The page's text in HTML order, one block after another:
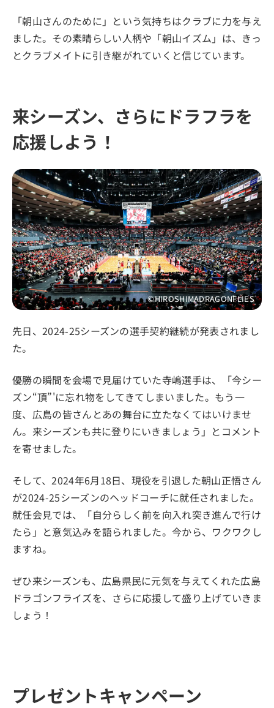
「朝山さんのために」という気持ちはクラブに力を与え
ました。その素晴らしい人柄や「朝山イズム」は、きっ
とクラブメイトに引き継がれていくと信じています。
来シーズン、さらにドラフラを
応援しよう！
©HIROSHIMADRAGONFLIES
先日、2024-25シーズンの選手契約継続が発表されまし
た。
優勝の瞬間を会場で見届けていた寺嶋選手は、「今シー
ズン“頂”'に忘れ物をしてきてしまいました。もう一
度、広島の皆さんとあの舞台に立たなくてはいけませ
ん。来シーズンも共に登りにいきましょう」とコメント
を寄せました。
そして、2024年6月18日、現役を引退した朝山正悟さん
が2024-25シーズンのヘッドコーチに就任されました。
就任会見では、「自分らしく前を向入れ突き進んで行け
たら」と意気込みを語られました。今から、ワクワクし
ますね。
ぜひ来シーズンも、広島県民に元気を与えてくれた広島
ドラゴンフライズを、さらに応援して盛り上げていきま
しょう！
プレゼントキャンペーン